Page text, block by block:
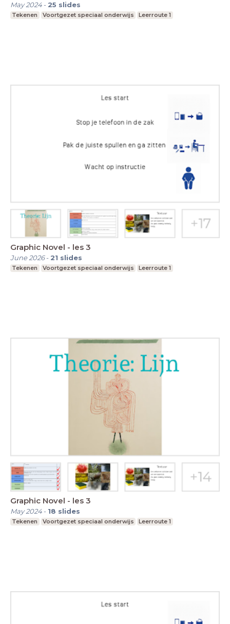
May 2024- 25 slides
Tekenen Voortgezet speciaal onderwijs Leerroute 1
Graphic Novel - les 3
June 2026- 21 slides
Tekenen Voortgezet speciaal onderwijs Leerroute 1
Graphic Novel - les 3
May 2024- 18 slides
Tekenen Voortgezet speciaal onderwijs Leerroute 1